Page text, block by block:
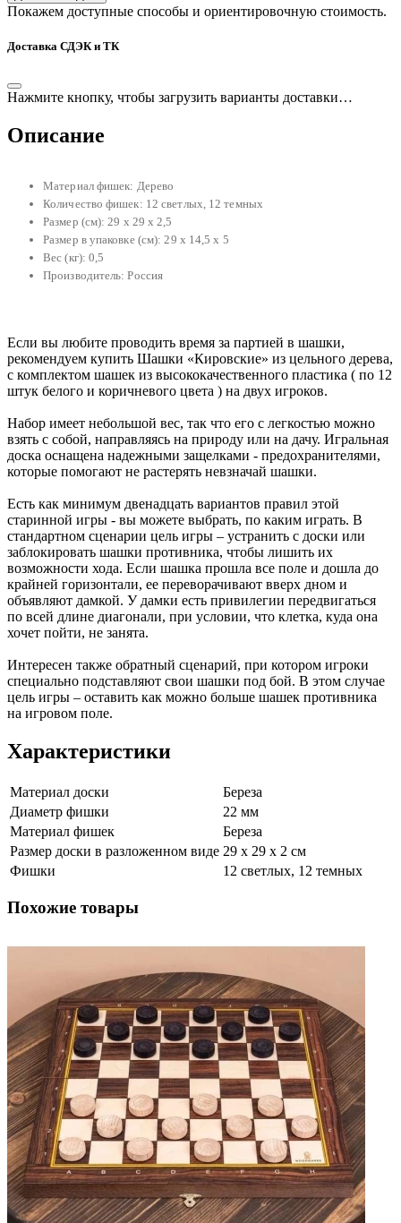
Покажем доступные способы и ориентировочную стоимость.
Доставка СДЭК и ТК
Нажмите кнопку, чтобы загрузить варианты доставки…
Описание
Материал фишек: Дерево
Количество фишек: 12 светлых, 12 темных
Размер (см): 29 х 29 х 2,5
Размер в упаковке (см): 29 х 14,5 х 5
Вес (кг): 0,5
Производитель: Россия
Если вы любите проводить время за партией в шашки,
рекомендуем купить Шашки «Кировские» из цельного дерева,
с комплектом шашек из высококачественного пластика ( по 12
штук белого и коричневого цвета ) на двух игроков.
Набор имеет небольшой вес, так что его с легкостью можно
взять с собой, направляясь на природу или на дачу. Игральная
доска оснащена надежными защелками - предохранителями,
которые помогают не растерять невзначай шашки.
Есть как минимум двенадцать вариантов правил этой
старинной игры - вы можете выбрать, по каким играть. В
стандартном сценарии цель игры – устранить с доски или
заблокировать шашки противника, чтобы лишить их
возможности хода. Если шашка прошла все поле и дошла до
крайней горизонтали, ее переворачивают вверх дном и
объявляют дамкой. У дамки есть привилегии передвигаться
по всей длине диагонали, при условии, что клетка, куда она
хочет пойти, не занята.
Интересен также обратный сценарий, при котором игроки
специально подставляют свои шашки под бой. В этом случае
цель игры – оставить как можно больше шашек противника
на игровом поле.
Характеристики
Материал доски
Береза
Диаметр фишки
22 мм
Материал фишек
Береза
Размер доски в разложенном виде 29 х 29 х 2 см
Фишки
12 светлых, 12 темных
Похожие товары